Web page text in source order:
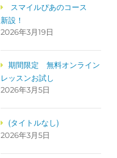
スマイルぴあのコース
新設！
2026年3月19日
期間限定 無料オンライン
レッスンお試し
2026年3月5日
(タイトルなし)
2026年3月5日